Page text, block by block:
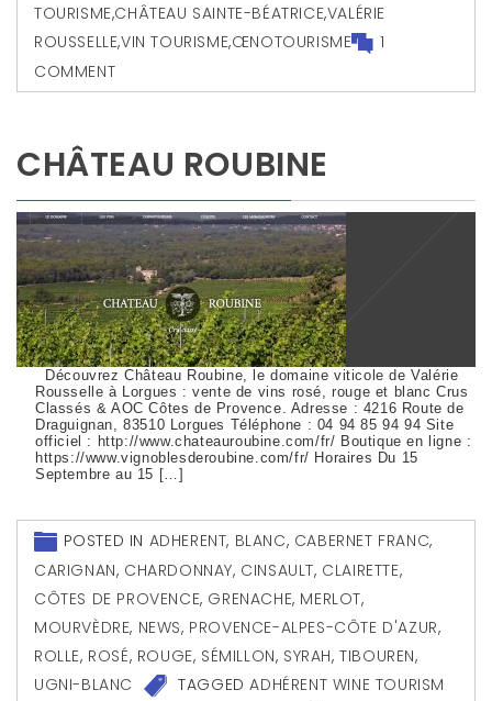
TOURISME,CHÂTEAU SAINTE-BÉATRICE,VALÉRIE
ROUSSELLE,VIN TOURISME,ŒNOTOURISME
1
COMMENT
CHÂTEAU ROUBINE
Découvrez Château Roubine, le domaine viticole de Valérie
Rousselle à Lorgues : vente de vins rosé, rouge et blanc Crus
Classés & AOC Côtes de Provence. Adresse : 4216 Route de
Draguignan, 83510 Lorgues Téléphone : 04 94 85 94 94 Site
officiel : http://www.chateauroubine.com/fr/ Boutique en ligne :
https://www.vignoblesderoubine.com/fr/ Horaires Du 15
Septembre au 15 […]
POSTED IN ADHERENT, BLANC, CABERNET FRANC,
CARIGNAN, CHARDONNAY, CINSAULT, CLAIRETTE,
CÔTES DE PROVENCE, GRENACHE, MERLOT,
MOURVÈDRE, NEWS, PROVENCE-ALPES-CÔTE D'AZUR,
ROLLE, ROSÉ, ROUGE, SÉMILLON, SYRAH,TIBOUREN,
UGNI-BLANC
TAGGEDADHÉRENT WINE TOURISM